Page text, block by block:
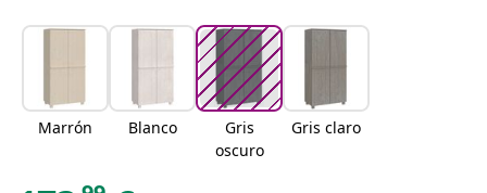
Marrón Blanco
Gris
oscuro
Gris claro